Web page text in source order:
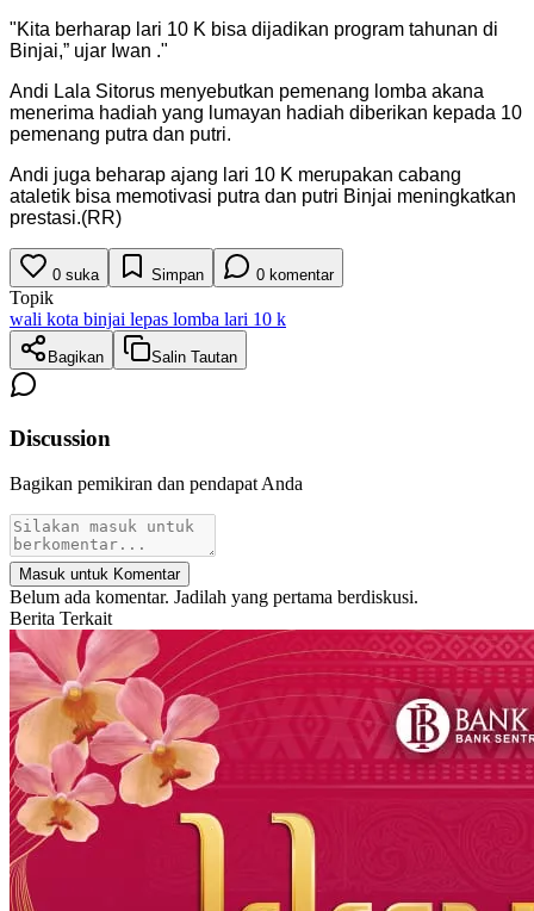
"Kita berharap lari 10 K bisa dijadikan program tahunan di
Binjai,” ujar Iwan ."
Andi Lala Sitorus menyebutkan pemenang lomba akana
menerima hadiah yang lumayan hadiah diberikan kepada 10
pemenang putra dan putri.
Andi juga beharap ajang lari 10 K merupakan cabang
ataletik bisa memotivasi putra dan putri Binjai meningkatkan
prestasi.(RR)
0 suka Simpan 0 komentar
Topik
wali kota binjai lepas lomba lari 10 k
Bagikan Salin Tautan
Discussion
Bagikan pemikiran dan pendapat Anda
Masuk untuk Komentar
Belum ada komentar. Jadilah yang pertama berdiskusi.
Berita Terkait